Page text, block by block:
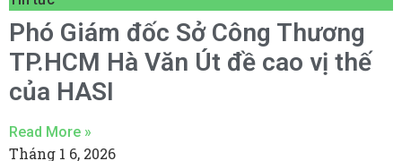
Phó Giám đốc Sở Công Thương
TP.HCM Hà Văn Út đề cao vị thế
của HASI
Read More »
Tháng 1 6, 2026